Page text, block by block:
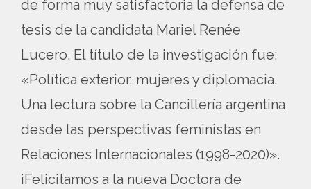
de forma muy satisfactoria la defensa de
tesis de la candidata Mariel Renée
Lucero. El título de la investigación fue:
«Política exterior, mujeres y diplomacia.
Una lectura sobre la Cancillería argentina
desde las perspectivas feministas en
Relaciones Internacionales (1998-2020)».
¡Felicitamos a la nueva Doctora de